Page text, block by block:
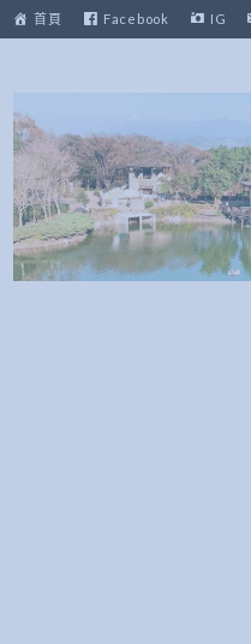
至
內
首頁 Facebook IG